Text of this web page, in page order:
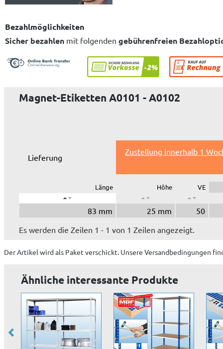
Bezahlmöglichkeiten
Sicher bezahlen mit folgenden gebührenfreien
Magnet-Etiketten A0101 - A0102
Lieferung
Zustellung innerhalb 1
Länge Höhe VE
83 mm 25 mm
50
Es werden die Zeilen 1 - 1 von 1 Zeilen angezeigt.
Der Artikel wirdals Paket verschickt. Unsere Versandbedingungen
Ähnliche interessante Produkte